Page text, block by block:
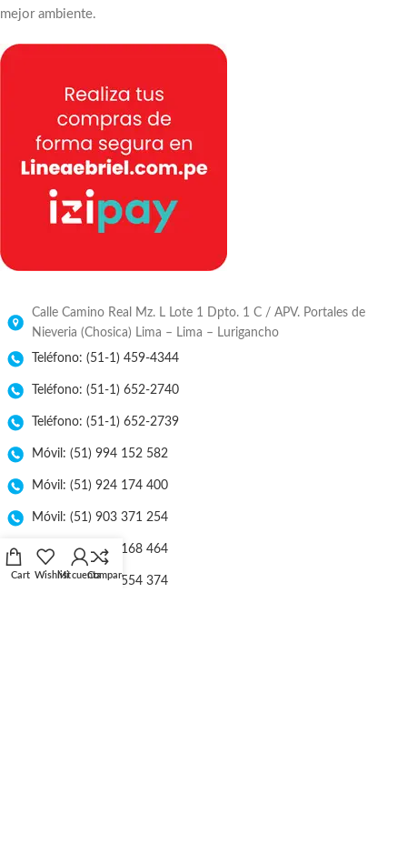
mejor ambiente.
Calle Camino Real Mz. L Lote 1 Dpto. 1 C / APV. Portales de
Nieveria (Chosica) Lima – Lima – Lurigancho
Teléfono: (51-1) 459-4344
Teléfono: (51-1) 652-2740
Teléfono: (51-1) 652-2739
Móvil: (51) 994 152 582
Móvil: (51) 924 174 400
Móvil: (51) 903 371 254
Móvil: (51) 998 168 464
Móvil: (51) 953 554 374
Cart WishlistMi cuentaCompare